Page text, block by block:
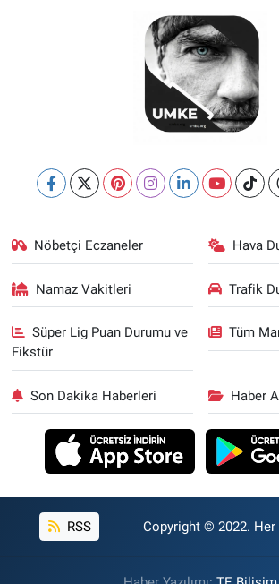
Nöbetçi Eczaneler Hava
Namaz Vakitleri Trafik
Süper Lig Puan Durumu ve
Fikstür
Tüm
Son Dakika Haberleri Haber
RSS Copyright © 2022. Her